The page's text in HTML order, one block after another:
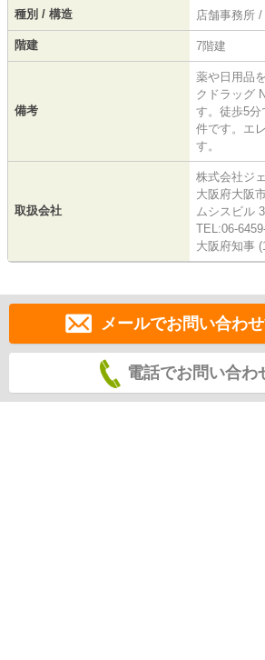
種別 / 構造 店舗事務所 /
階建 7階建
備考
薬や日用品
クドラッグ
す。徒歩5分
件です。エ
す。
取扱会社
株式会社ジ
大阪府大阪
ムシスビル
TEL:06-
大阪府知事
メールでお問い合わ
電話でお問い合わ